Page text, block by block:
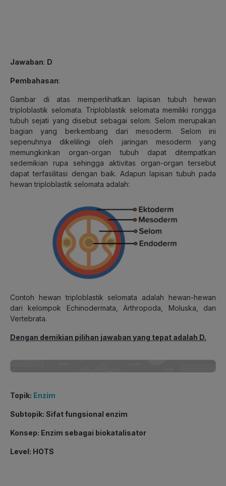
Jawaban: D
Pembahasan:
Gambar di atas memperlihatkan lapisan tubuh hewan
triploblastik selomata. Triploblastik selomata memiliki rongga
tubuh sejati yang disebut sebagai selom. Selom merupakan
bagian yang berkembang dari mesoderm. Selom ini
sepenuhnya dikelilingi oleh jaringan mesoderm yang
memungkinkan organ-organ tubuh dapat ditempatkan
sedemikian rupa sehingga aktivitas organ-organ tersebut
dapat terfasilitasi dengan baik. Adapun lapisan tubuh pada
hewan triploblastik selomata adalah:
Contoh hewan triploblastik selomata adalah hewan-hewan
dari kelompok Echinodermata, Arthropoda, Moluska, dan
Vertebrata.
Dengan demikian pilihan jawaban yang tepat adalah D.
Topik: Enzim
Subtopik: Sifat fungsional enzim
Konsep: Enzim sebagai biokatalisator
Level: HOTS